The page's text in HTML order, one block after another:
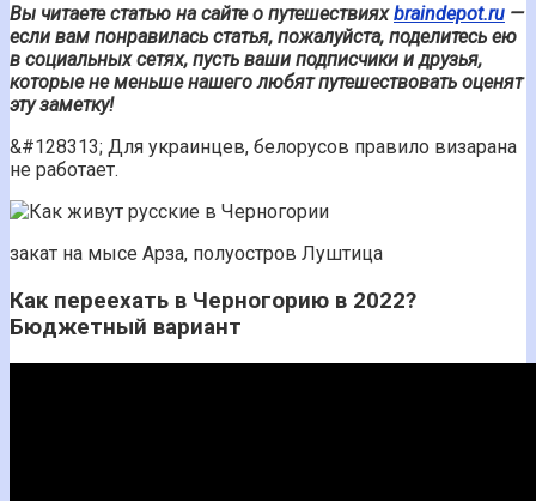
Вы читаете статью на сайте о путешествияхbraindepot.ru —
если вам понравилась статья, пожалуйста, поделитесь ею
в социальных сетях, пусть ваши подписчики и друзья,
которые не меньше нашего любят путешествовать оценят
эту заметку!
&#128313;️ Для украинцев, белорусов правило визарана
не работает.
закат на мысе Арза, полуостров Луштица
Как переехать в Черногорию в 2022?
Бюджетный вариант